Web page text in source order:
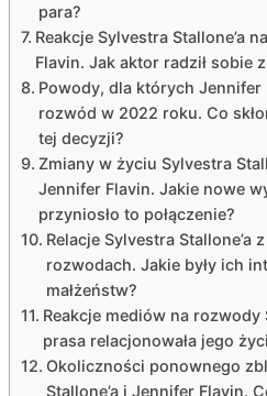
para?
Reakcje Sylvestra Stallone’a
Flavin. Jak aktor radził sobie
Powody, dla których Jennifer
rozwód w 2022 roku. Co
tej decyzji?
Zmiany w życiu Sylvestra
Jennifer Flavin. Jakie nowe
przyniosło to połączenie?
Relacje Sylvestra Stallone’a
rozwodach. Jakie były ich
małżeństw?
Reakcje mediów na rozwody
prasa relacjonowała jego
Okoliczności ponownego
Stallone’a i Jennifer Flavin.